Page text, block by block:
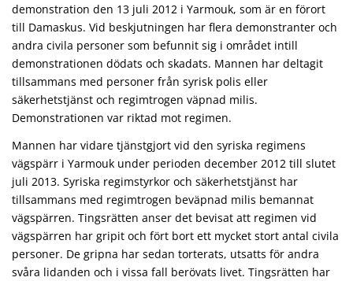
demonstration den 13 juli 2012 i Yarmouk, som är en förort
till Damaskus. Vid beskjutningen har flera demonstranter och
andra civila personer som befunnit sig i området intill
demonstrationen dödats och skadats. Mannen har deltagit
tillsammans med personer från syrisk polis eller
säkerhetstjänst och regimtrogen väpnad milis.
Demonstrationen var riktad mot regimen.
Mannen har vidare tjänstgjort vid den syriska regimens
vägspärr i Yarmouk under perioden december 2012 till slutet
juli 2013. Syriska regimstyrkor och säkerhetstjänst har
tillsammans med regimtrogen beväpnad milis bemannat
vägspärren. Tingsrätten anser det bevisat att regimen vid
vägspärren har gripit och fört bort ett mycket stort antal civila
personer. De gripna har sedan torterats, utsatts för andra
svåra lidanden och i vissa fall berövats livet. Tingsrätten har